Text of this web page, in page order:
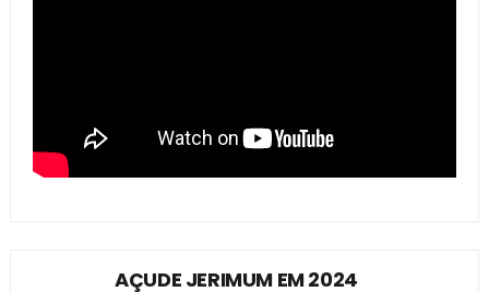
AÇUDE JERIMUM EM 2024